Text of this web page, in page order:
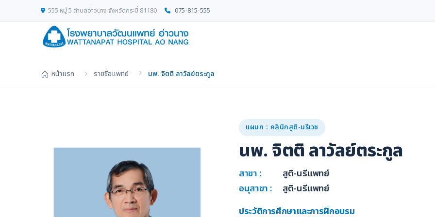
555 หมู่ 5 ตำบลอ่าวนาง จังหวัดกระบี่ 81180 075-815-555
หน้าแรก รายชื่อแพทย์ นพ. จิตติ ลาวัลย์ตระกูล
แผนก : คลินิกสูติ-นรีเวช
นพ. จิตติ ลาวัลย์ตระกูล
สาขา :
สูติ-นรีแพทย์
อนุสาขา :
สูติ-นรีแพทย์
ประวัติการศึกษาและการฝึกอบรม